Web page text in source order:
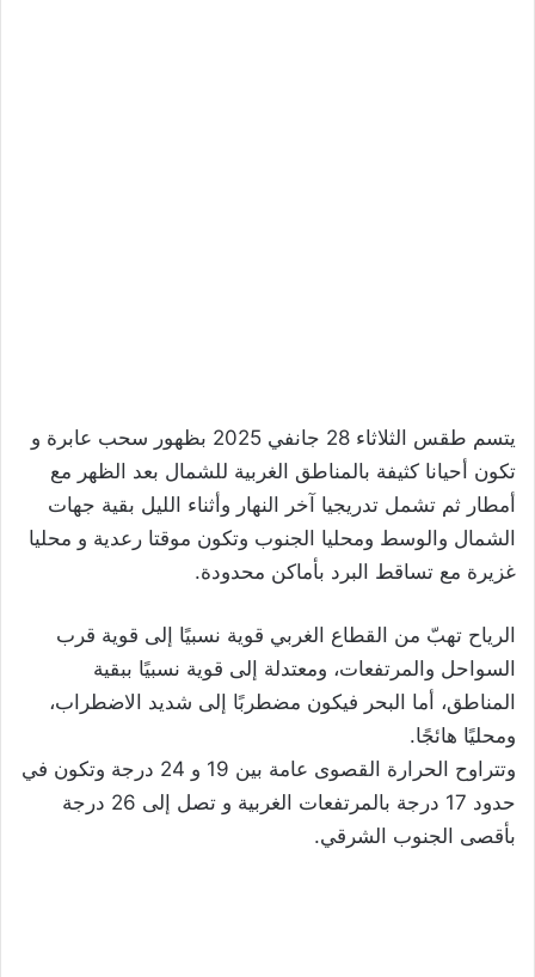
يتسم طقس الثلاثاء 28 جانفي 2025 بظهور سحب عابرة و
تكون أحيانا كثيفة بالمناطق الغربية للشمال بعد الظهر مع
أمطار ثم تشمل تدريجيا آخر النهار وأثناء الليل بقية جهات
الشمال والوسط ومحليا الجنوب وتكون موقتا رعدية و محليا
غزيرة مع تساقط البرد بأماكن محدودة.
الرياح تهبّ من القطاع الغربي قوية نسبيًا إلى قوية قرب
السواحل والمرتفعات، ومعتدلة إلى قوية نسبيًا ببقية
المناطق، أما البحر فيكون مضطربًا إلى شديد الاضطراب،
ومحليًا هائجًا.
وتتراوح الحرارة القصوى عامة بين 19 و 24 درجة وتكون في
حدود 17 درجة بالمرتفعات الغربية و تصل إلى 26 درجة
بأقصى الجنوب الشرقي.